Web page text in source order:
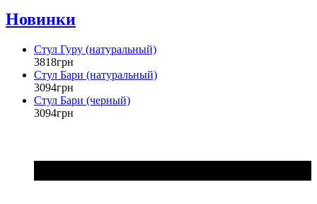
Новинки
Стул Гуру (натуральный)
3818грн
Стул Бари (натуральный)
3094грн
Стул Бари (черный)
3094грн